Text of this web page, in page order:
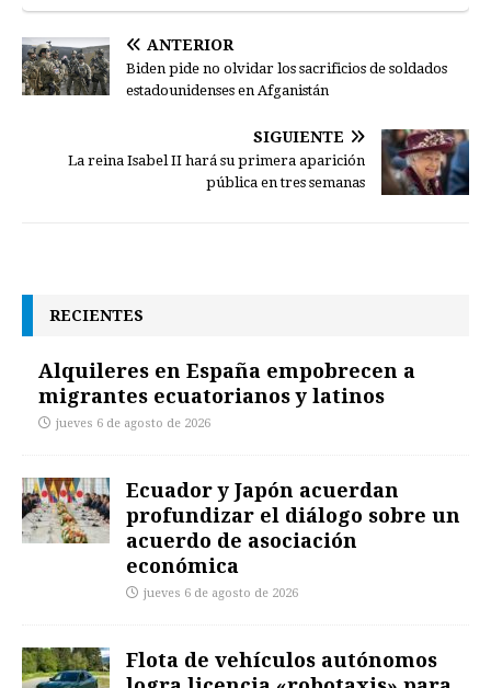
ANTERIOR
Biden pide no olvidar los sacrificios de soldados
estadounidenses en Afganistán
SIGUIENTE
La reina Isabel II hará su primera aparición
pública en tres semanas
RECIENTES
Alquileres en España empobrecen a
migrantes ecuatorianos y latinos
jueves 6 de agosto de 2026
Ecuador y Japón acuerdan
profundizar el diálogo sobre un
acuerdo de asociación
económica
jueves 6 de agosto de 2026
Flota de vehículos autónomos